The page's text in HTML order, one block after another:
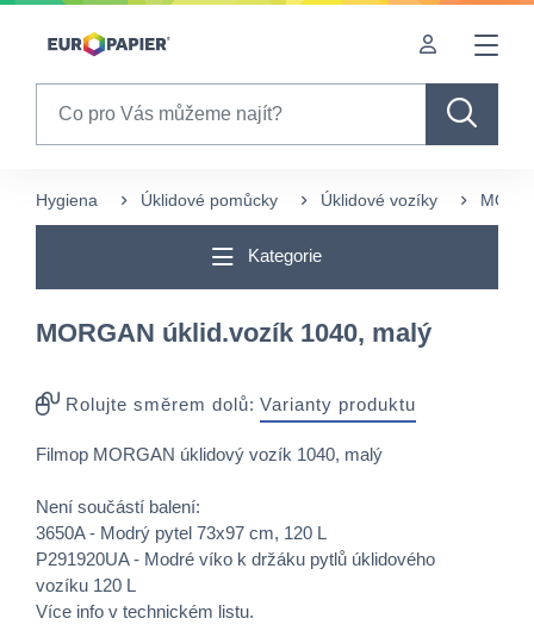
Table Of Content
Hygiena Úklidové pomůcky Úklidové vozíky
Kategorie
MORGAN úklid.vozík 1040, malý
Rolujte směrem dolů: Varianty produktu
Filmop MORGAN úklidový vozík 1040, malý
Není součástí balení:
3650A - Modrý pytel 73x97 cm, 120 L
P291920UA - Modré víko k držáku pytlů úklidového
vozíku 120 L
Více info v technickém listu.